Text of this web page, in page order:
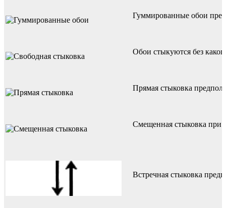
Гуммированные обои
Обои стыкуются без
Прямая стыковка
Смещенная стыковка при
Встречная стыковка